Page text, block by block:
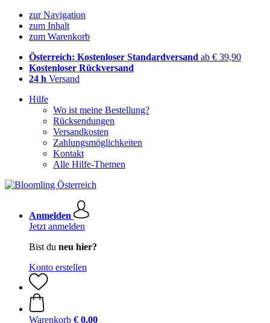
zur Navigation
zum Inhalt
zum Warenkorb
Österreich: Kostenloser Standardversand ab € 39,90
Kostenloser Rückversand
24 h Versand
Hilfe
Wo ist meine Bestellung?
Rücksendungen
Versandkosten
Zahlungsmöglichkeiten
Kontakt
Alle Hilfe-Themen
Anmelden
Jetzt anmelden
Bist du neu hier?
Konto erstellen
Warenkorb € 0,00